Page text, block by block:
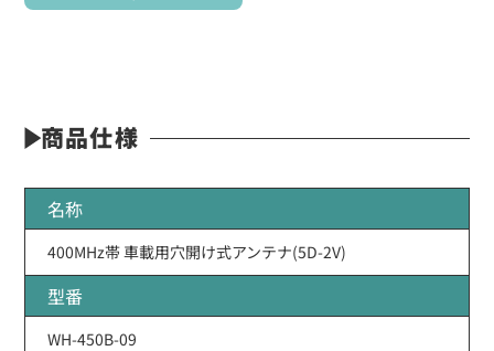
商品仕様
名称
400MHz帯 車載用穴開け式アンテナ(5D-2V)
型番
WH-450B-09